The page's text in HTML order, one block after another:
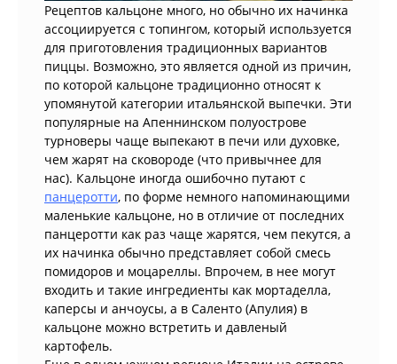
Рецептов кальцоне много, но обычно их начинка
ассоциируется с топингом, который используется
для приготовления традиционных вариантов
пиццы. Возможно, это является одной из причин,
по которой кальцоне традиционно относят к
упомянутой категории итальянской выпечки. Эти
популярные на Апеннинском полуострове
турноверы чаще выпекают в печи или духовке,
чем жарят на сковороде (что привычнее для
нас). Кальцоне иногда ошибочно путают с
панцеротти, по форме немного напоминающими
маленькие кальцоне, но в отличие от последних
панцеротти как раз чаще жарятся, чем пекутся, а
их начинка обычно представляет собой смесь
помидоров и моцареллы. Впрочем, в нее могут
входить и такие ингредиенты как мортаделла,
каперсы и анчоусы, а в Саленто (Апулия) в
кальцоне можно встретить и давленый
картофель.